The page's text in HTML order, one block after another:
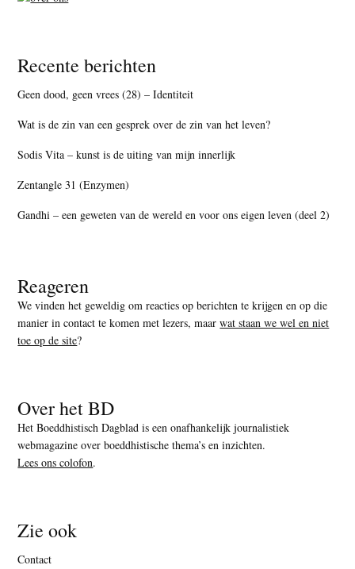
Recente berichten
Geen dood, geen vrees (28) – Identiteit
Wat is de zin van een gesprek over de zin van het leven?
Sodis Vita – kunst is de uiting van mijn innerlijk
Zentangle 31 (Enzymen)
Gandhi – een geweten van de wereld en voor ons eigen leven (deel 2)
Reageren
We vinden het geweldig om reacties op berichten te krijgen en op die
manier in contact te komen met lezers, maarwat staan we wel en niet
toe op de site?
Over het BD
Het Boeddhistisch Dagblad is een onafhankelijk journalistiek
webmagazine over boeddhistische thema’s en inzichten.
Lees ons colofon.
Zie ook
Contact